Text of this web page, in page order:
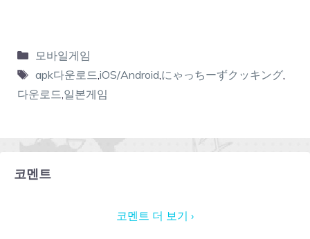
모바일게임
apk다운로드 iOS/Android にゃっちーずクッキング,
다운로드 일본게임
코멘트
코멘트 더 보기 ›